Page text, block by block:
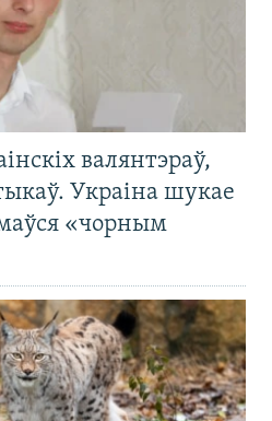
валянтэраў,
Украіна шукае
«чорным